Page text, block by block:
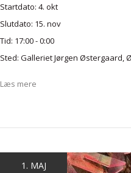
Startdato: 4. okt
Slutdato: 15. nov
Tid: 17:00 - 0:00
Sted: Galleriet Jørgen Østergaard,
Læs mere
1. MAJ